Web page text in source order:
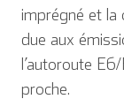
imprégné et la
due aux
l’autoroute
proche.